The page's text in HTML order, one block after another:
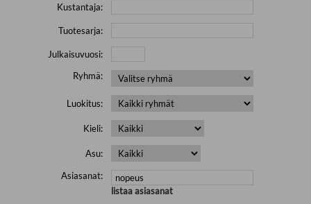
Kustantaja:
Tuotesarja:
Julkaisuvuosi:
Ryhmä:
Luokitus:
Kieli:
Asu:
Asiasanat:
listaa asiasanat